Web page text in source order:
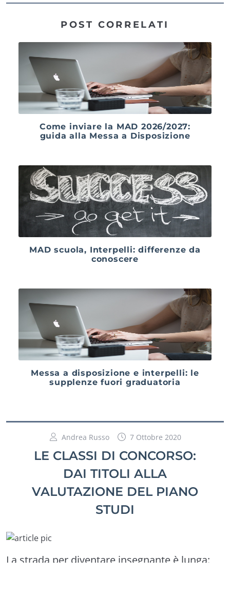
POST CORRELATI
Come inviare la MAD 2026/2027:
guida alla Messa a Disposizione
MAD scuola, Interpelli: differenze da
conoscere
Messa a disposizione e interpelli: le
supplenze fuori graduatoria
Andrea Russo 7 Ottobre 2020
LE CLASSI DI CONCORSO:
DAI TITOLI ALLA
VALUTAZIONE DEL PIANO
STUDI
La strada per diventare insegnante è lunga: